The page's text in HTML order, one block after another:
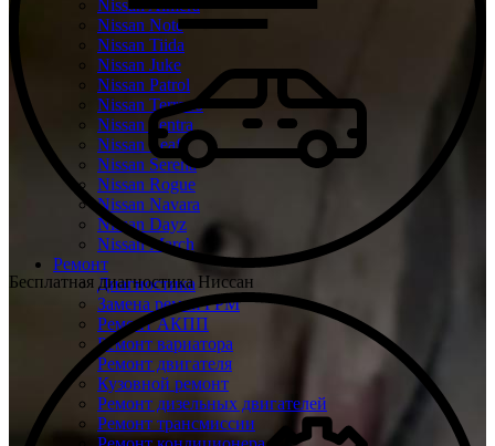
Nissan Almera
Nissan Note
Nissan Tiida
Nissan Juke
Nissan Patrol
Nissan Terrano
Nissan Sentra
Nissan Leaf
Nissan Serena
Nissan Rogue
Nissan Navara
Nissan Dayz
Nissan March
Ремонт
Диагностика
Замена ремня ГРМ
Ремонт АКПП
Ремонт вариатора
Ремонт двигателя
Кузовной ремонт
Ремонт дизельных двигателей
Ремонт трансмиссии
Бесплатная диагностика Ниссан